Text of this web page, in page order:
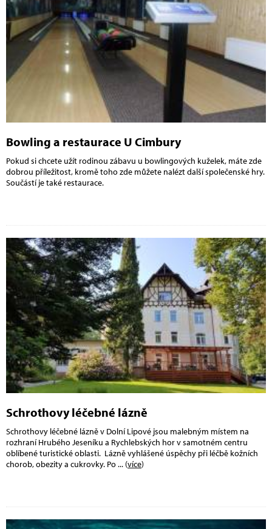
Bowling a restaurace U Cimbury
Pokud si chcete užít rodinou zábavu u bowlingových kuželek, máte zde
dobrou příležitost, kromě toho zde můžete nalézt další společenské hry.
Součástí je také restaurace.
Schrothovy léčebné lázně
Schrothovy léčebné lázně v Dolní Lipové jsou malebným místem na
rozhraní Hrubého Jeseníku a Rychlebských hor v samotném centru
oblíbené turistické oblasti. Lázně vyhlášené úspěchy při léčbě kožních
chorob, obezity a cukrovky. Po... (více)